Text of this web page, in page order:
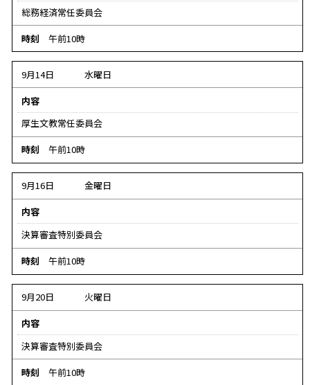
総務経済常任委員会
時刻
午前10時
9月14日
水曜日
内容
厚生文教常任委員会
時刻
午前10時
9月16日
金曜日
内容
決算審査特別委員会
時刻
午前10時
9月20日
火曜日
内容
決算審査特別委員会
時刻
午前10時